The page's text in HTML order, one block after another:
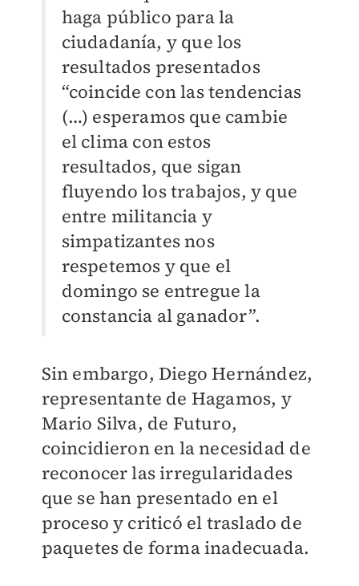
haga público para la
ciudadanía, y que los
resultados presentados
“coincide con las tendencias
(…) esperamos que cambie
el clima con estos
resultados, que sigan
fluyendo los trabajos, y que
entre militancia y
simpatizantes nos
respetemos y que el
domingo se entregue la
constancia al ganador”.
Sin embargo, Diego Hernández,
representante de Hagamos, y
Mario Silva, de Futuro,
coincidieron en la necesidad de
reconocer las irregularidades
que se han presentado en el
proceso y criticó el traslado de
paquetes de forma inadecuada.